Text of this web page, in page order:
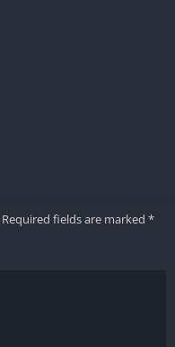
Required fields are marked *